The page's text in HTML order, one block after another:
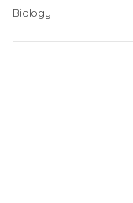
Biology